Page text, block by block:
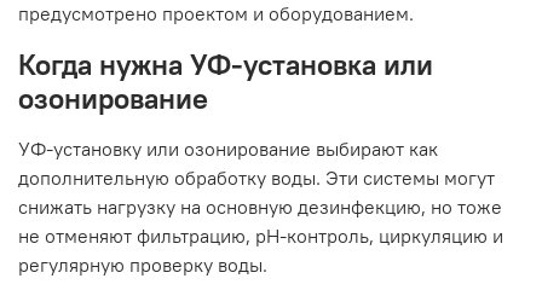
предусмотрено проектом и оборудованием.
Когда нужна УФ-установка или
озонирование
УФ-установку или озонирование выбирают как
дополнительную обработку воды. Эти системы могут
снижать нагрузку на основную дезинфекцию, но тоже
не отменяют фильтрацию, pH-контроль, циркуляцию и
регулярную проверку воды.